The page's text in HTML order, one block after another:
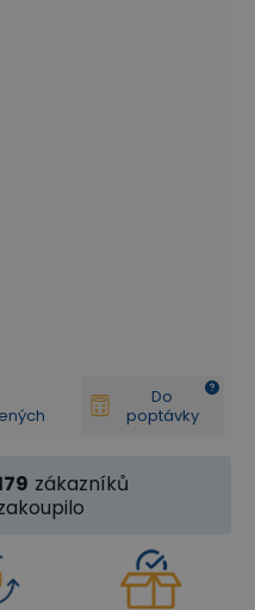
Do
poptávky
zákazníků